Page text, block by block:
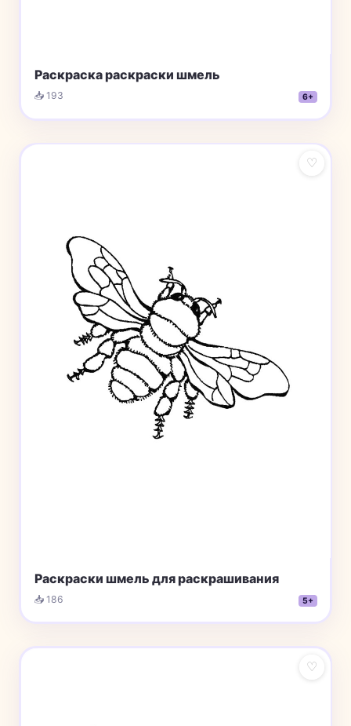
Раскраска раскраски шмель
📥 193 6+
♡
Раскраски шмель для раскрашивания
📥 186 5+
♡